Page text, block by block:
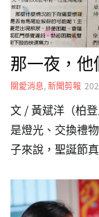
那一夜，
關愛消息, 新聞剪報
文 / 黃斌洋（柏
是燈光、交換禮
子來說，聖誕節
觸到台灣的某關
分、沒有健保，